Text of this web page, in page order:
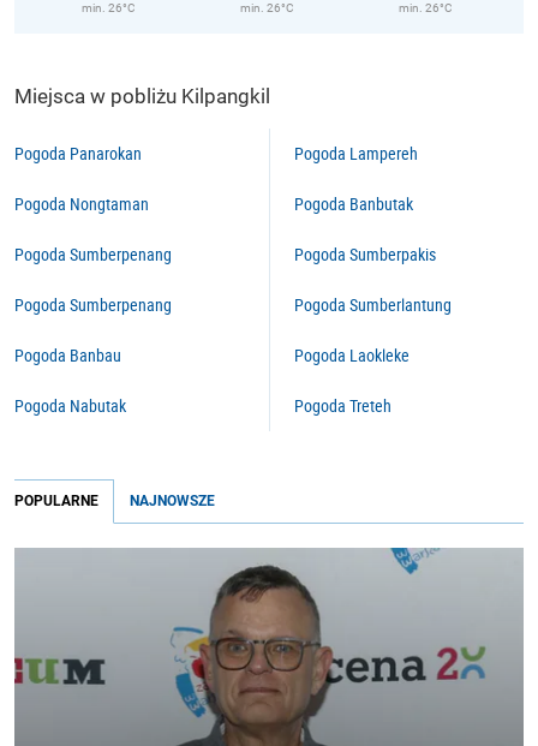
min. 26°C
min. 26°C
min. 26°C
Miejsca w pobliżu Kilpangkil
Pogoda Panarokan
Pogoda Nongtaman
Pogoda Sumberpenang
Pogoda Sumberpenang
Pogoda Banbau
Pogoda Nabutak
Pogoda Lampereh
Pogoda Banbutak
Pogoda Sumberpakis
Pogoda Sumberlantung
Pogoda Laokleke
Pogoda Treteh
POPULARNE NAJNOWSZE